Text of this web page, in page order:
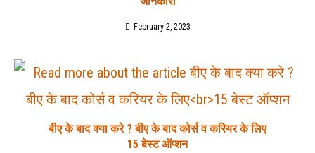
February 2, 2023
बीए के बाद क्या करे ? बीए के बाद कोर्स व करियर के लिए
15 बेस्ट ऑप्शन